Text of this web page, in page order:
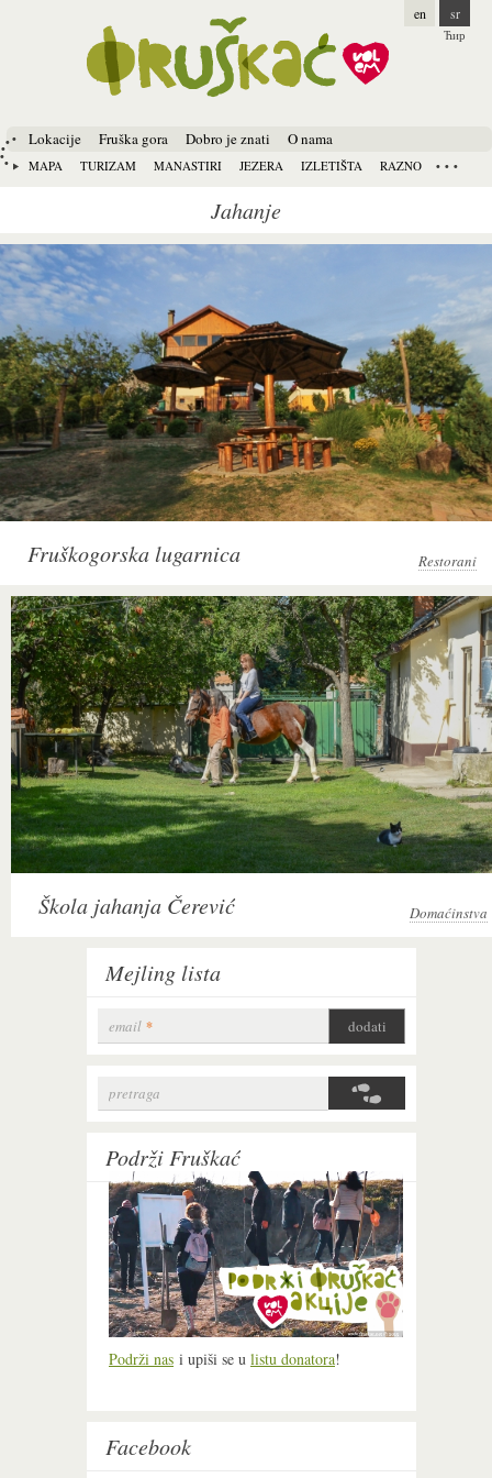
Lokacije
MAPA TURIZAM MANASTIRI JEZERA IZLETIŠTA RAZNO
Fruška gora Dobro je znati O nama
en sr
Ћир
Jahanje
Fruškogorska lugarnica Restorani
Škola jahanja Čerević Domaćinstva
Mejling lista
email *
Search form
pretraga
Podrži Fruškać
Podrži nas i upiši se u listu donatora!
Facebook